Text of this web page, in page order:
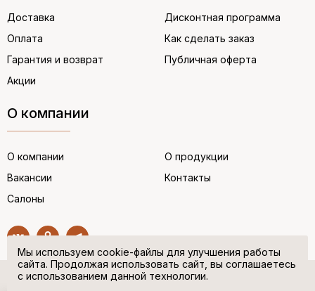
Доставка
Оплата
Гарантия и возврат
Акции
Дисконтная программа
Как сделать заказ
Публичная оферта
О компании
О компании
Вакансии
Салоны
О продукции
Контакты
© “НЕМЕЦКАЯ ОБУВЬ” 2017. Все права защищены.
Мы используем cookie-файлы для улучшения работы
сайта. Продолжая использовать сайт, вы соглашаетесь
с использованием данной технологии.